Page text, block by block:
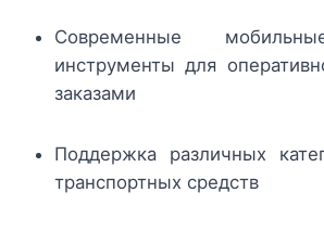
Современные
инструменты для
заказами
Поддержка различных
транспортных средств